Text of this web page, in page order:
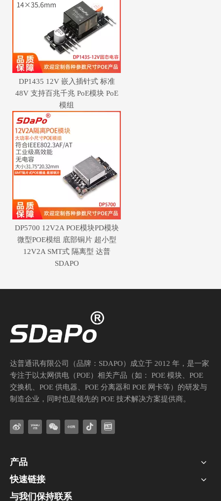
DP1435 12V 嵌入插针式 标准
48V 支持百兆千兆 PoE模块 PoE
模组
DP5700 12V2A POE模块PD模块
微型POE模组 底部铜片 超小型
12V2A SMT式 隔离型 达普
SDAPO
达普通讯有限公司（品牌：SDAPO）成立于 2012 年，是一家
专注于以太网供电（POE）相关产品（如： POE 模块、POE
交换机、POE 供电器、POE 分离器和 POE 网卡等）的研发与
制造企业，同时也是领先的 POE 技术解决方案提供商。
产品
快速链接
与我们保持联系